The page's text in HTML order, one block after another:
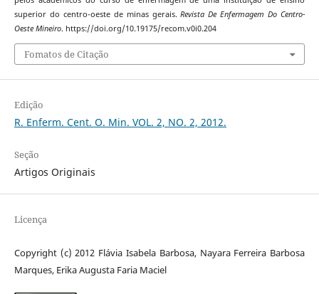
superior do centro-oeste de minas gerais.Revista De Enfermagem Do Centro-
Oeste Mineiro. https://doi.org/10.19175/recom.v0i0.204
Fomatos de Citação
Edição
R. Enferm. Cent. O. Min. VOL. 2, NO. 2, 2012.
Seção
Artigos Originais
Licença
Copyright (c) 2012 Flávia Isabela Barbosa, Nayara Ferreira Barbosa
Marques, Erika Augusta Faria Maciel